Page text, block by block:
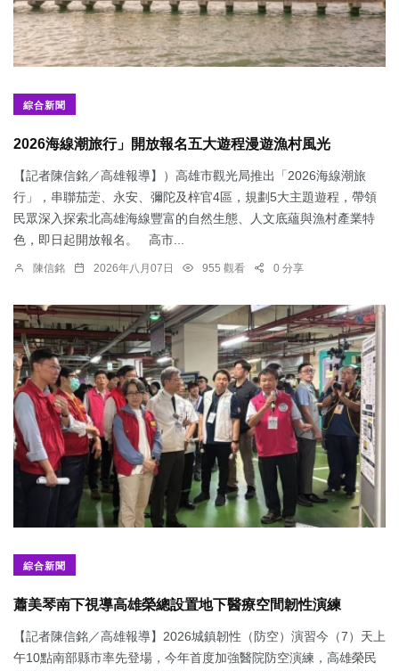
綜合新聞
2026海線潮旅行」開放報名五大遊程漫遊漁村風光
【記者陳信銘／高雄報導】）高雄市觀光局推出「2026海線潮旅
行」，串聯茄萣、永安、彌陀及梓官4區，規劃5大主題遊程，帶領
民眾深入探索北高雄海線豐富的自然生態、人文底蘊與漁村產業特
色，即日起開放報名。 高市...
陳信銘 2026年八月07日 955 觀看 0 分享
綜合新聞
蕭美琴南下視導高雄榮總設置地下醫療空間韌性演練
【記者陳信銘／高雄報導】2026城鎮韌性（防空）演習今（7）天上
午10點南部縣市率先登場，今年首度加強醫院防空演練，高雄榮民